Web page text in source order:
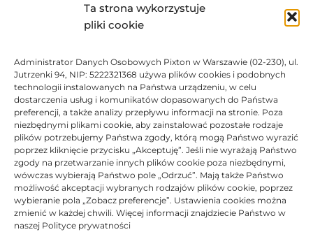
Ta strona wykorzystuje
pliki cookie
Administrator Danych Osobowych Pixton w Warszawie (02-230), ul.
Jutrzenki 94, NIP: 5222321368 używa plików cookies i podobnych
technologii instalowanych na Państwa urządzeniu, w celu
dostarczenia usług i komunikatów dopasowanych do Państwa
preferencji, a także analizy przepływu informacji na stronie. Poza
niezbędnymi plikami cookie, aby zainstalować pozostałe rodzaje
plików potrzebujemy Państwa zgody, którą mogą Państwo wyrazić
poprzez kliknięcie przycisku „Akceptuję”. Jeśli nie wyrażają Państwo
zgody na przetwarzanie innych plików cookie poza niezbędnymi,
wówczas wybierają Państwo pole „Odrzuć”. Mają także Państwo
możliwość akceptacji wybranych rodzajów plików cookie, poprzez
wybieranie pola „Zobacz preferencje”. Ustawienia cookies można
zmienić w każdej chwili. Więcej informacji znajdziecie Państwo w
naszej Polityce prywatności
Tusz Asarto zamiennik do
Canon BCI-6BK
Oceniono0na 5
6,47zł
Tusz Asarto zamiennik do
Canon BCI-6M
6,47 zł
BRAK